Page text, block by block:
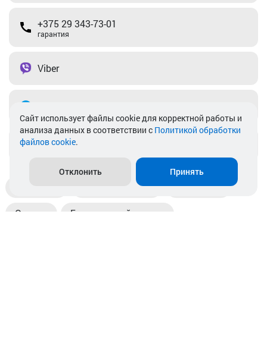
+375 29 343-73-01
гарантия
Viber
info@akkamulik.by
Пункты выдачи Магазины
Оплата Безналичный расчет
Cайт использует файлы cookie для корректной работы и
анализа данных в соответствии с Политикой обработки
файлов cookie.
Отклонить Принять